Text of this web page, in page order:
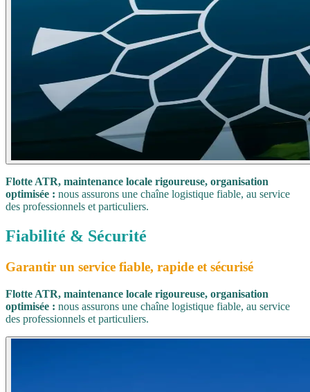
Flotte ATR, maintenance locale rigoureuse, organisation
optimisée : nous assurons une chaîne logistique fiable, au service
des professionnels et particuliers.
Fiabilité & Sécurité
Garantir un service fiable, rapide et sécurisé
Flotte ATR, maintenance locale rigoureuse, organisation
optimisée : nous assurons une chaîne logistique fiable, au service
des professionnels et particuliers.